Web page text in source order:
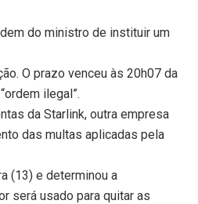
do ministro de instituir um
O prazo venceu às 20h07 da
ilegal”.
da Starlink, outra empresa
das multas aplicadas pela
(13) e determinou a
será usado para quitar as